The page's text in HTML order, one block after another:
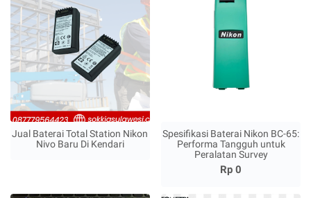
Jual Baterai Total Station Nikon
Nivo Baru Di Kendari
Spesifikasi Baterai Nikon BC-65:
Performa Tangguh untuk
Peralatan Survey
Rp 0